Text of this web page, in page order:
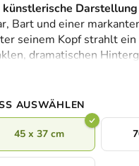
künstlerische Darstellung
Bart und einer
seinem Kopf strahlt
dramatischen
.
AUSWÄHLEN
45 x 37 cm